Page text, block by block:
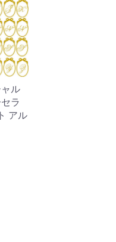
ル
ラ
アル